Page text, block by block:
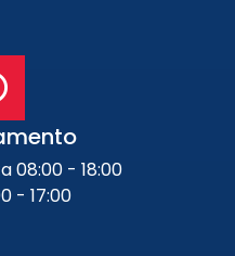
08:00 - 18:00
- 17:00